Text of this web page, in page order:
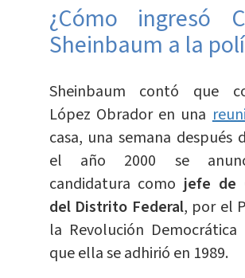
¿Cómo ingresó
Sheinbaum a la
Sheinbaum contó que
López Obrador en una
casa, una semana después
el año 2000 se
candidatura como jefe de
del Distrito Federal, por el
la Revolución Democrática
que ella se adhirió en 1989.